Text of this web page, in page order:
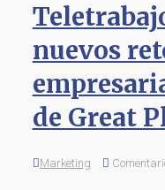
nuevos
de Great
Marketing